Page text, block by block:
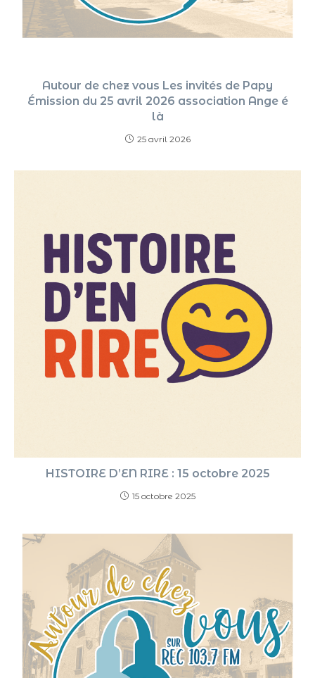
Autour de chez vous Les invités de Papy
Émission du 25 avril 2026 association Ange é
là
25 avril 2026
HISTOIRE D’EN RIRE : 15 octobre 2025
15 octobre 2025